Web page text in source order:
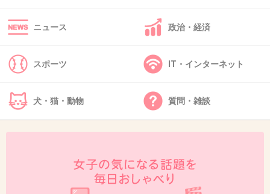
私はレジで1番最初に「袋お願いします」って
「袋はいりますか？」って聞かれるw
3件の返信
2026/07/07(火) 22:25:54
ニュース 政治・経済
スポーツ IT・インターネット
犬・猫・動物 質問・雑談